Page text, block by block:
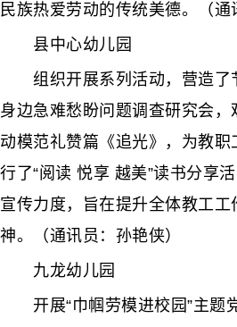
民族热爱劳动的传统美德。（通
县中心幼儿园
组织开展系列活动，营造了
身边急难愁盼问题调查研究会
动模范礼赞篇《追光》，为教
行了“阅读 悦享 越美”读书分享
宣传力度，旨在提升全体教工
神。（通讯员：孙艳侠）
九龙幼儿园
开展“巾帼劳模进校园”主题